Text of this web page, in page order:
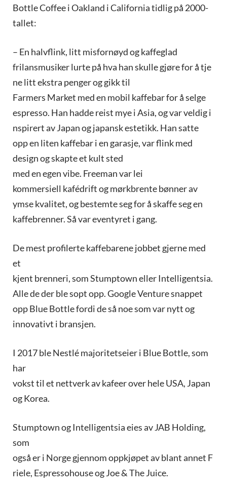
Bottle Coffee i Oakland i California tidlig på 2000-
tallet:
– En halvflink, litt misfornøyd og kaffeglad
frilansmusiker lurte på hva han skulle gjøre for å tje
ne litt ekstra penger og gikk til
Farmers Market med en mobil kaffebar for å selge
espresso. Han hadde reist mye i Asia, og var veldig i
nspirert av Japan og japansk estetikk. Han satte
opp en liten kaffebar i en garasje, var flink med
design og skapte et kult sted
med en egen vibe. Freeman var lei
kommersiell kafédrift og mørkbrente bønner av
ymse kvalitet, og bestemte seg for å skaffe seg en
kaffebrenner. Så var eventyret i gang.
De mest profilerte kaffebarene jobbet gjerne med
et
kjent brenneri, som Stumptown eller Intelligentsia.
Alle de der ble sopt opp. Google Venture snappet
opp Blue Bottle fordi de så noe som var nytt og
innovativt i bransjen.
I 2017 ble Nestlé majoritetseier i Blue Bottle, som
har
vokst til et nettverk av kafeer over hele USA, Japan
og Korea.
Stumptown og Intelligentsia eies av JAB Holding,
som
også er i Norge gjennom oppkjøpet av blant annet F
riele, Espressohouse og Joe & The Juice.